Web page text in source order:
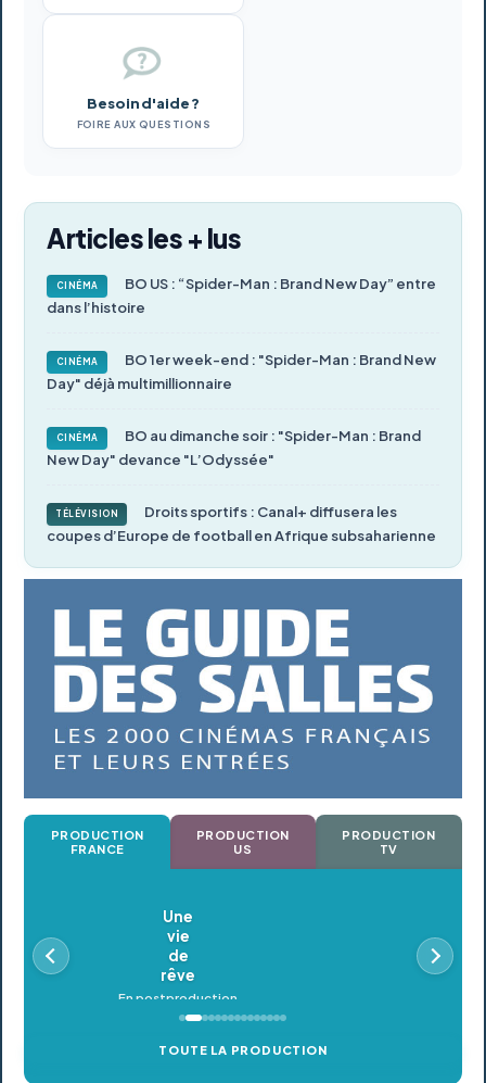
Besoin d'aide ?
FOIRE AUX QUESTIONS
Articles les + lus
CINÉMA
BO US : “Spider-Man : Brand New Day” entre
dans l’histoire
CINÉMA
BO 1er week-end : "Spider-Man : Brand New
Day" déjà multimillionnaire
CINÉMA
BO au dimanche soir : "Spider-Man : Brand
New Day" devance "L’Odyssée"
TÉLÉVISION
Droits sportifs : Canal+ diffusera les
coupes d’Europe de football en Afrique subsaharienne
PRODUCTION
FRANCE
PRODUCTION
US
PRODUCTION
TV
Oldeupe
En postproduction
TOUTE LA PRODUCTION